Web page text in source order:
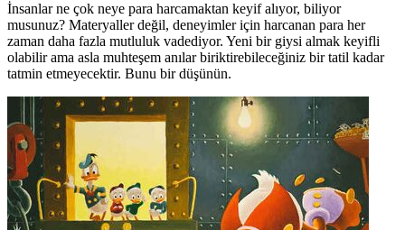
İnsanlar ne çok neye para harcamaktan keyif alıyor, biliyor
musunuz? Materyaller değil, deneyimler için harcanan para her
zaman daha fazla mutluluk vadediyor. Yeni bir giysi almak keyifli
olabilir ama asla muhteşem anılar biriktirebileceğiniz bir tatil kadar
tatmin etmeyecektir. Bunu bir düşünün.